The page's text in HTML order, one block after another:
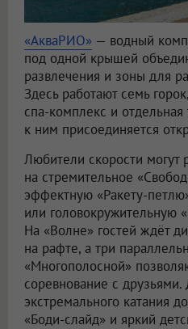
«АкваРИО» — водный
под одной крышей
развлечения и зоны для
Здесь работают семь
спа-комплекс и
к ним присоединяется
Любители скорости могут
на стремительное
эффектную «Ракету-
или головокружительную
На «Волне» гостей ждёт
на рафте, а три
«Многополосной»
соревнование с
экстремального катания
«Боди-слайд» и яркий